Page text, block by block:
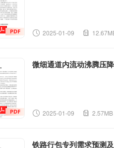
2025-01-09
微细通道内流动沸腾压
2025-01-09 2.57MB
铁路行包专列需求预测